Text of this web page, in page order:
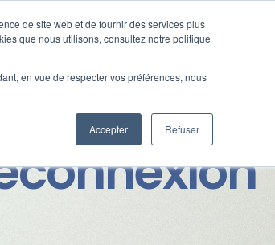
de site web et de fournir des services plus
que nous utilisons, consultez notre politique
en vue de respecter vos préférences, nous
Accepter Refuser
Ressources SUPPORT